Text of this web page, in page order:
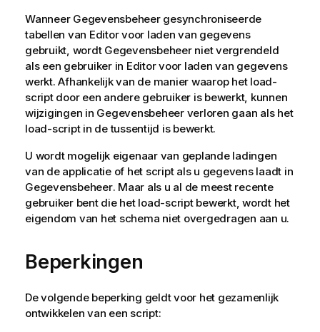
Wanneer Gegevensbeheergesynchroniseerde
tabellen van Editor voor laden van gegevens
gebruikt, wordt Gegevensbeheerniet vergrendeld
als een gebruiker in Editor voor laden van gegevens
werkt. Afhankelijk van de manier waarop het load-
script door een andere gebruiker is bewerkt, kunnen
wijzigingen in Gegevensbeheerverloren gaan als het
load-script in de tussentijd is bewerkt.
U wordt mogelijk eigenaar van geplande ladingen
van de applicatie of het script als u gegevens laadt in
Gegevensbeheer. Maar als u al de meest recente
gebruiker bent die het load-script bewerkt, wordt het
eigendom van het schema niet overgedragen aan u.
Beperkingen
De volgende beperking geldt voor het gezamenlijk
ontwikkelen van een script: